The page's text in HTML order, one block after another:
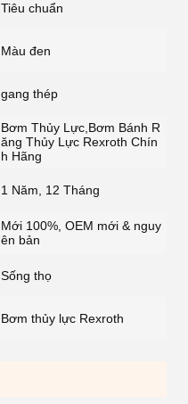
Tiêu chuẩn
Màu đen
gang thép
Bơm Thủy Lực,Bơm Bánh R
ăng Thủy Lực Rexroth Chín
h Hãng
1 Năm, 12 Tháng
Mới 100%, OEM mới & nguy
ên bản
Sống thọ
Bơm thủy lực Rexroth